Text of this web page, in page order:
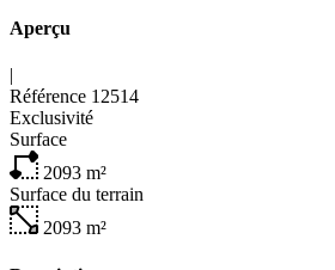
Aperçu
|
Référence 12514
Exclusivité
Surface
2093 m²
Surface du terrain
2093 m²